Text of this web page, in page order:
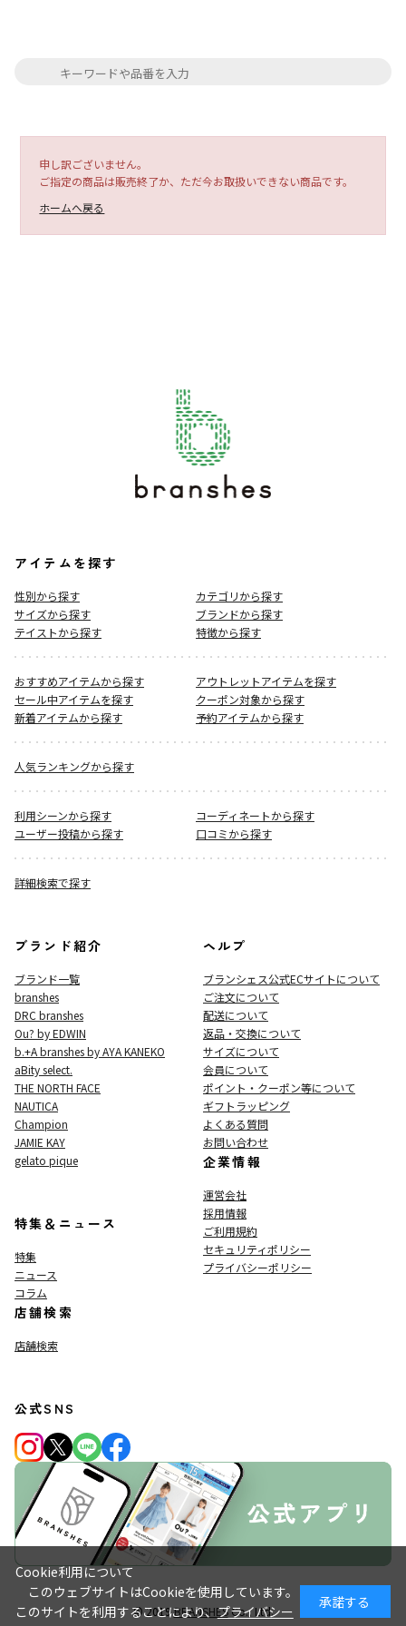
申し訳ございません。
ご指定の商品は販売終了か、ただ今お取扱いできない商品です。
ホームへ戻る
アイテムを探す
性別から探す
カテゴリから探す
サイズから探す
ブランドから探す
テイストから探す
特徴から探す
おすすめアイテムから探す
アウトレットアイテムを探す
セール中アイテムを探す
クーポン対象から探す
新着アイテムから探す
予約アイテムから探す
人気ランキングから探す
利用シーンから探す
コーディネートから探す
ユーザー投稿から探す
口コミから探す
詳細検索で探す
ブランド紹介
ブランド一覧
branshes
DRC branshes
Ou? by EDWIN
b.+A branshes by AYA KANEKO
aBity select.
THE NORTH FACE
NAUTICA
Champion
JAMIE KAY
gelato pique
特集＆ニュース
特集
ニュース
コラム
店舗検索
店舗検索
ヘルプ
ブランシェス公式ECサイトについて
ご注文について
配送について
返品・交換について
サイズについて
会員について
ポイント・クーポン等について
ギフトラッピング
よくある質問
お問い合わせ
企業情報
運営会社
採用情報
ご利用規約
セキュリティポリシー
プライバシーポリシー
公式SNS
© 2019BRANSHESCo., Ltd.
Cookie利用について
このウェブサイトはCookieを使用しています。
このサイトを利用することにより、プライバシー
承諾する